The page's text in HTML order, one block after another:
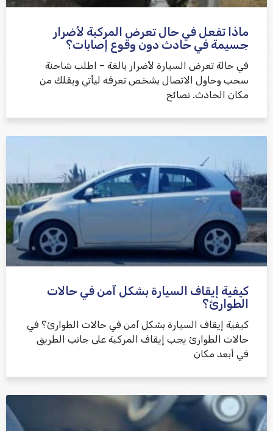
ماذا تفعل في حال تعرض المركبة لأضرار
جسيمة في حادث دون وقوع إصابات؟
في حالة تعرض السيارة لأضرار بالغة – اطلب شاحنة
سحب وحاول الاتصال بشخص تعرفه ليأتي ويقلك من
مكان الحادث. نصائح
كيفية إيقاف السيارة بشكل آمن في حالات
الطوارئ؟
كيفية إيقاف السيارة بشكل آمن في حالات الطوارئ؟ في
حالات الطوارئ يجب إيقاف المركبة على جانب الطريق
في أبعد مكان